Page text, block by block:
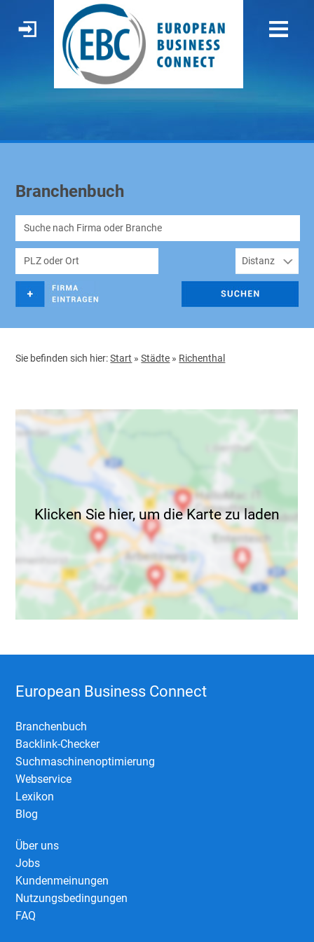
Branchenbuch
Sie befinden sich hier:Start »Städte » Richenthal
Klicken Sie hier, um die Karte zu laden
European Business Connect
Branchenbuch
Backlink-Checker
Suchmaschinenoptimierung
Webservice
Lexikon
Blog
Über uns
Jobs
Kundenmeinungen
Nutzungsbedingungen
FAQ